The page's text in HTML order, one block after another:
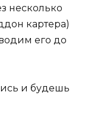
несколько
картера)
его до
и будешь